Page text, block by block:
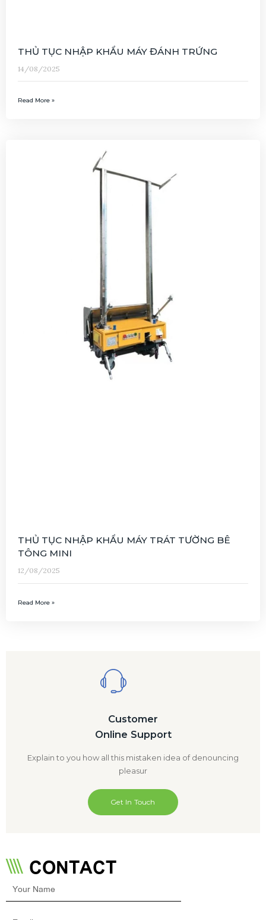
THỦ TỤC NHẬP KHẨU MÁY ĐÁNH TRỨNG
14/08/2025
Read More »
THỦ TỤC NHẬP KHẨU MÁY TRÁT TƯỜNG BÊ
TÔNG MINI
12/08/2025
Read More »
Customer
Online Support
Explain to you how all this mistaken idea of denouncing
pleasur
Get In Touch
CONTACT